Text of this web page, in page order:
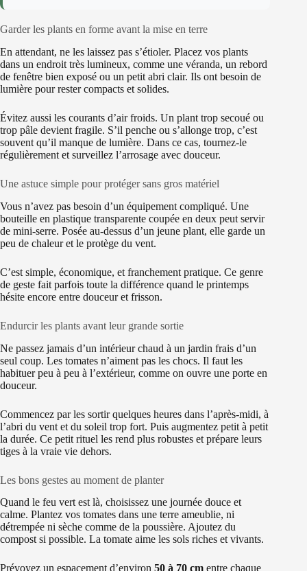
Garder les plants en forme avant la mise en terre
En attendant, ne les laissez pas s’étioler. Placez vos plants
dans un endroit très lumineux, comme une véranda, un rebord
de fenêtre bien exposé ou un petit abri clair. Ils ont besoin de
lumière pour rester compacts et solides.
Évitez aussi les courants d’air froids. Un plant trop secoué ou
trop pâle devient fragile. S’il penche ou s’allonge trop, c’est
souvent qu’il manque de lumière. Dans ce cas, tournez-le
régulièrement et surveillez l’arrosage avec douceur.
Une astuce simple pour protéger sans gros matériel
Vous n’avez pas besoin d’un équipement compliqué. Une
bouteille en plastique transparente coupée en deux peut servir
de mini-serre. Posée au-dessus d’un jeune plant, elle garde un
peu de chaleur et le protège du vent.
C’est simple, économique, et franchement pratique. Ce genre
de geste fait parfois toute la différence quand le printemps
hésite encore entre douceur et frisson.
Endurcir les plants avant leur grande sortie
Ne passez jamais d’un intérieur chaud à un jardin frais d’un
seul coup. Les tomates n’aiment pas les chocs. Il faut les
habituer peu à peu à l’extérieur, comme on ouvre une porte en
douceur.
Commencez par les sortir quelques heures dans l’après-midi, à
l’abri du vent et du soleil trop fort. Puis augmentez petit à petit
la durée. Ce petit rituel les rend plus robustes et prépare leurs
tiges à la vraie vie dehors.
Les bons gestes au moment de planter
Quand le feu vert est là, choisissez une journée douce et
calme. Plantez vos tomates dans une terre ameublie, ni
détrempée ni sèche comme de la poussière. Ajoutez du
compost si possible. La tomate aime les sols riches et vivants.
Prévoyez un espacement d’environ 50 à 70 cm entre chaque